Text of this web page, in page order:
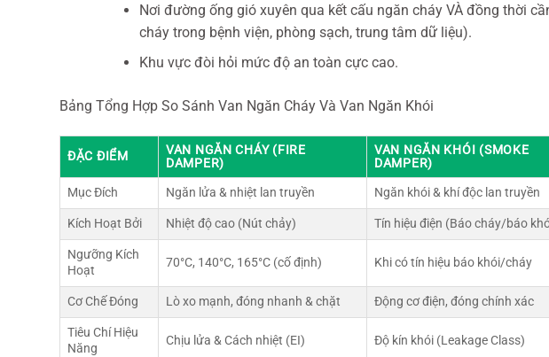
Nơi đường ống gió xuyên qua kết cấu ngăn cháy VÀ đồng thời
cháy trong bệnh viện, phòng sạch, trung tâm dữ liệu).
Khu vực đòi hỏi mức độ an toàn cực cao.
Bảng Tổng Hợp So Sánh Van Ngăn Cháy Và Van Ngăn Khói
ĐẶC ĐIỂM
VAN NGĂN CHÁY (FIRE
DAMPER)
VAN NGĂN KHÓI (SMOKE
DAMPER)
Mục Đích
Ngăn lửa & nhiệt lan truyền Ngăn khói & khí độc lan truyền
Kích Hoạt Bởi Nhiệt độ cao (Nút chảy) Tín hiệu điện (Báo cháy/báo
Ngưỡng Kích
Hoạt
70°C, 140°C, 165°C (cố định) Khi có tín hiệu báo khói/cháy
Cơ Chế Đóng Lò xo mạnh, đóng nhanh & chặt Động cơ điện, đóng chính xác
Tiêu Chí Hiệu
Năng
Chịu lửa & Cách nhiệt (EI) Độ kín khói (Leakage Class)